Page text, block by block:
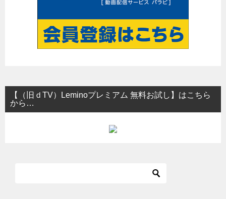
【（旧ｄTV）Leminoプレミアム 無料お試し】はこちら
から…